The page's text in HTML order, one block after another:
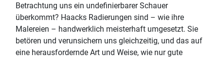
Betrachtung uns ein undefinierbarer Schauer
überkommt? Haacks Radierungen sind – wie ihre
Malereien – handwerklich meisterhaft umgesetzt. Sie
betören und verunsichern uns gleichzeitig, und das auf
eine herausfordernde Art und Weise, wie nur gute